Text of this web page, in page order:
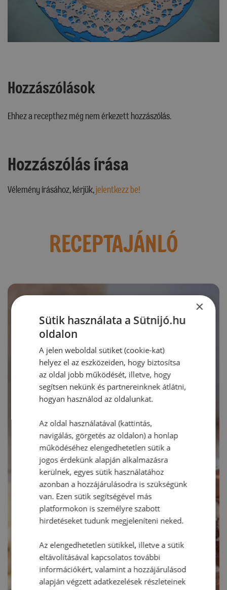
Hozzászólások
Ehhez a recepthez még nem érkezett hozzászólás.
Hozzászólás írása
Vélemény írásához, kérjük,jelentkezz be!
RECEPTAJÁNLÓ
×
Sütik használata a Sütnijó.hu
oldalon
A jelen weboldal sütiket (cookie-kat)
helyez el az eszközeiden, hogy biztosítsa
az oldal jobb működését, illetve, hogy
segítsen nekünk és partnereinknek átlátni,
hogyan használod az oldalunkat.
Az oldal használatával (kattintás,
navigálás, görgetés az oldalon) a honlap
működéséhez elengedhetetlen sütik a
jogos érdekünk alapján alkalmazásra
kerülnek, egyes sütik használatához
azonban a hozzájárulásodra is szükségünk
van. Ezen sütik segítségével más
platformokon is személyre szabott
hirdetéseket tudunk megjeleníteni neked.
Az elengedhetetlen sütikkel, illetve a sütik
eltávolításával kapcsolatos további
információkért, valamint a hozzájárulásod
alapján végzett adatkezelések részleteinek